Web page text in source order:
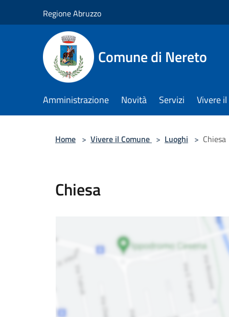
Regione Abruzzo
Comune di Nereto
Amministrazione Novità Servizi Vivere
Home > Vivere il Comune > Luoghi > Chiesa
Chiesa